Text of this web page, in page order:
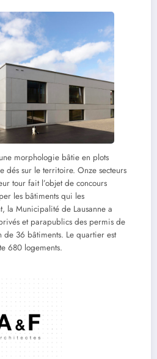
morphologie bâtie en plots
dés sur le territoire. Onze secteurs
tour fait l’objet de concours
les bâtiments qui les
la Municipalité de Lausanne a
et parapublics des permis de
36 bâtiments. Le quartier est
680 logements.